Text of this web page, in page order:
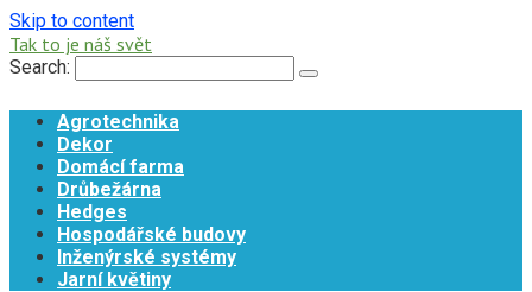
Skip to content
Tak to je náš svět
Search:
Agrotechnika
Dekor
Domácí farma
Drůbežárna
Hedges
Hospodářské budovy
Inženýrské systémy
Jarní květiny